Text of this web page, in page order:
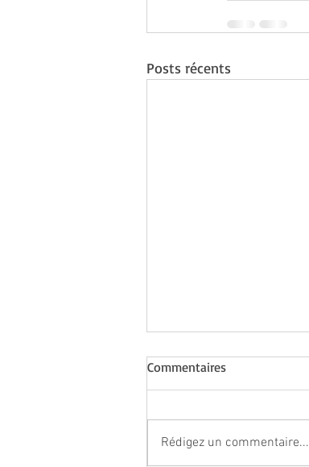
Posts récents
Commentaires
Rédigez un commentaire...